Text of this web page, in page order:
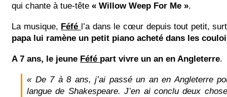
qui chante à tue-tête « Willow Weep For Me ».
La musique, Féfé l’a dans le cœur depuis tout petit,
papa lui ramène un petit piano acheté dans les
A 7 ans, le jeune Féfé part vivre un an en Angleterre.
« De 7 à 8 ans, j’ai passé un an en Angleterre
langue de Shakespeare. J’en ai conclu deux